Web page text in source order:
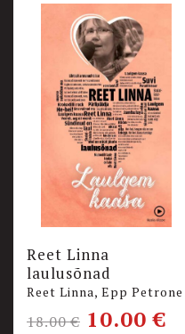
Reet Linna
laulusõnad
Reet Linna, Epp Petrone
18.00€ 10.00€